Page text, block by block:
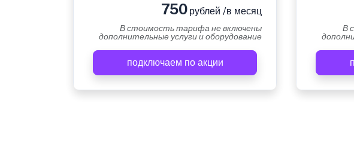
750рублей /в месяц
В стоимость тарифа не включены
дополнительные услуги и оборудование
подключаем по акции
В